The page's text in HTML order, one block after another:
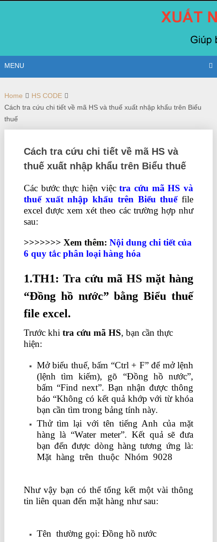
MENU
Home
HS CODE
Cách tra cứu chi tiết về mã HS và thuế xuất nhập khẩu trên Biểu
thuế
Cách tra cứu chi tiết về mã HS và
thuế xuất nhập khẩu trên Biểu thuế
Các bước thực hiện việctra cứu mã HS và
thuế xuất nhập khẩu trên Biểu thuếfile
excel được xem xét theo các trường hợp như
sau:
>>>>>>> Xem thêm: Nội dung chi tiết của
6 quy tắc phân loại hàng hóa
1.TH1: Tra cứu mã HS mặt hàng
“Đồng hồ nước” bằng Biểu thuế
file excel.
Trước khi tra cứu mã HS, bạn cần thực
hiện:
Mở biểu thuế, bấm “Ctrl + F” để mở lệnh
(lệnh tìm kiếm), gõ “Đồng hồ nước”,
bấm “Find next”. Bạn nhận được thông
báo “Không có kết quả khớp với từ khóa
bạn cần tìm trong bảng tính này.
Thử tìm lại với tên tiếng Anh của mặt
hàng là “Water meter”. Kết quả sẽ đưa
bạn đến được dòng hàng tương ứng là:
Mặt hàng trên thuộc Nhóm 9028
Như vậy bạn có thể tổng kết một vài thông
tin liên quan đến mặt hàng như sau:
Tên thường gọi: Đồng hồ nước